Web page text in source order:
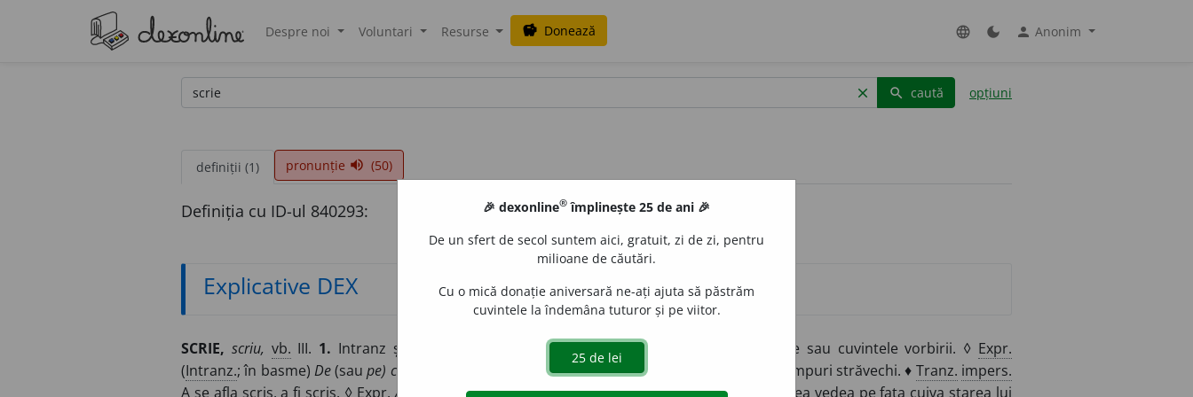
Despre noi Voluntari Resurse savings Donează language dark_mode person Anonim
clear search caută opțiuni
definiții (1) pronunție volume_up (50)
Definiția cu ID-ul 840293:
Explicative DEX
SCRIE, scriu, vb. III. 1. Intranz și A reprezenta prin semne convenționale sunetele sau cuvintele vorbirii. ◊ Expr.
(Intranz.; în basme) De(saupe) când scria se scria) musca pe perete = de mult, din timpuri străvechi. ♦ Tranz. impers.
A se afla scris, a fi scris. ◊ Expr. A-i scrie (saua-i fi scris) cuiva pe față(sauîn obraz)= a se putea vedea pe fața cuiva starea lui
🎉 dexonline® împlinește 25 de ani 🎉
De un sfert de secol suntem aici, gratuit, zi de zi, pentru
milioane de căutări.
Cu o mică donație aniversară ne-ați ajuta să păstrăm
cuvintele la îndemâna tuturor și pe viitor.